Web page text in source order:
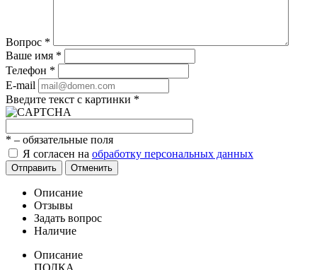
Вопрос *
Ваше имя *
Телефон *
E-mail
Введите текст с картинки *
* – обязательные поля
Я согласен на обработку персональных данных
Отправить Отменить
Описание
Отзывы
Задать вопрос
Наличие
Описание